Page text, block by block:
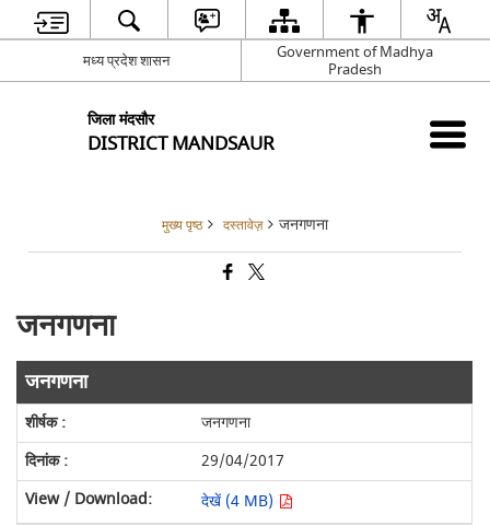
मध्य प्रदेश शासन
Government of Madhya
Pradesh
जिला मंदसौर
DISTRICT MANDSAUR
मुख्य पृष्ठ दस्तावेज़ जनगणना
जनगणना
जनगणना
जनगणना
29/04/2017
देखें (4 MB)